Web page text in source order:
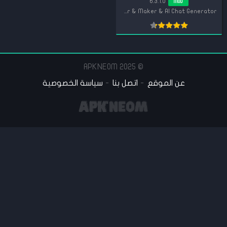
MOD
© 2025 APKNEOM
عن الموقع
اتصل بنا سياسة الخصوصية